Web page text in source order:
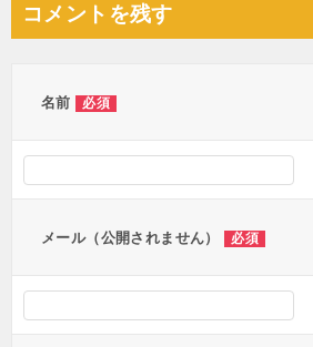
ビ
コメントを残す
名前 必須
メール（公開されません） 必須